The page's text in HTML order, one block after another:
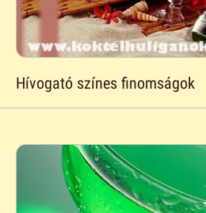
Hívogató színes finomságok